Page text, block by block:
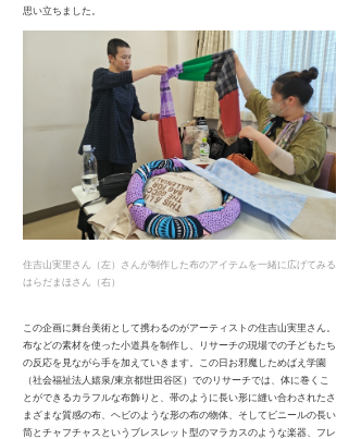
思い立ちました。
住吉山実里さん（左）さんが制作した布のアイテムを一緒に広げてみる
はらだまほさん（右）
この企画に舞台美術として携わるのがアーティストの住吉山実里さん。
布などの素材を使った小道具を制作し、リサーチの現場での子どもたち
の反応を見ながら手を加えていきます。この日お邪魔しためばえ学園
（社会福祉法人嬉泉/東京都世田谷区）でのリサーチでは、体に巻くこ
とができるカラフルな布飾りと、帯のように長い形に縫い合わされたさ
まざまな質感の布、ヘビのような形の布の物体、そしてビニールの長い
筒とチャフチャスというブレスレット型のマラカスのような楽器、フレ